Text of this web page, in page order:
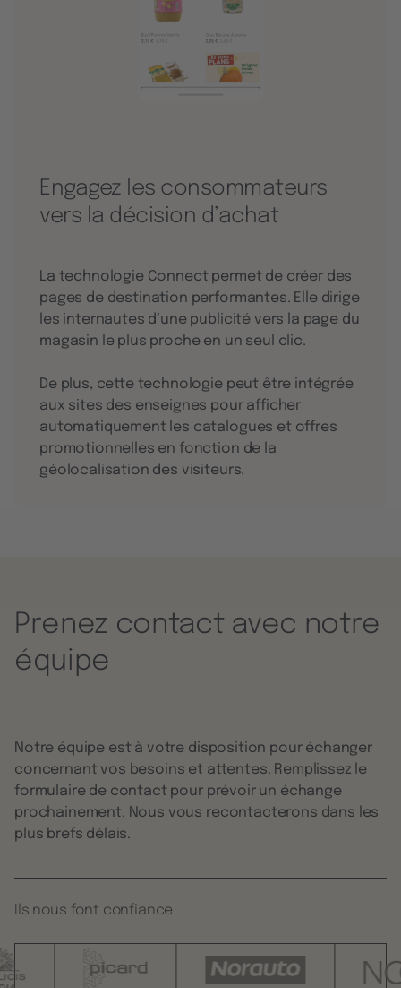
Engagez les consommateurs
vers la décision d’achat
La technologie Connect permet de créer des
pages de destination performantes. Elle dirige
les internautes d’une publicité vers la page du
magasin le plus proche en un seul clic.
De plus, cette technologie peut être intégrée
aux sites des enseignes pour afficher
automatiquement les catalogues et offres
promotionnelles en fonction de la
géolocalisation des visiteurs.
Prenez contact avec notre
équipe
Notre équipe est à votre disposition pour échanger
concernant vos besoins et attentes. Remplissez le
formulaire de contact pour prévoir un échange
prochainement. Nous vous recontacterons dans les
plus brefs délais.
Ils nous font confiance